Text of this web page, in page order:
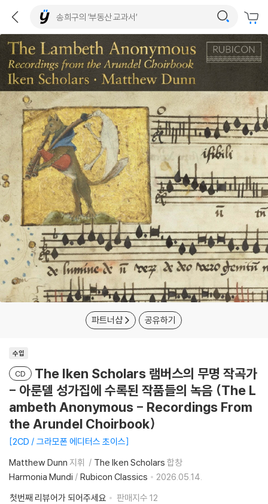
파트너샵 공유하기
수입
CD
The Iken Scholars 램버스의 무명 작곡가
- 아룬델 성가집에 수록된 작품들의 녹음 (The L
ambeth Anonymous - Recordings From
the Arundel Choirbook)
2CD / 그라모폰 에디터스 초이스
Matthew Dunn 지휘 The Iken Scholars 합창
Harmonia Mundi / Rubicon Classics
2026.05.14.
첫번째 리뷰어가 되어주세요
판매지수 12